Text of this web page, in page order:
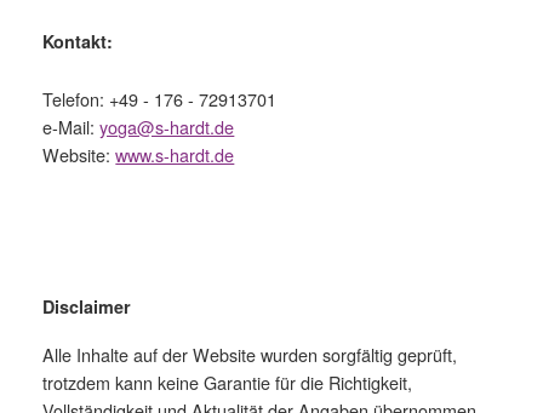
Kontakt:
Telefon: +49 - 176 - 72913701
e-Mail:yoga@s-hardt.de
Website:www.s-hardt.de
Disclaimer
Alle Inhalte auf der Website wurden sorgfältig geprüft,
trotzdem kann keine Garantie für die Richtigkeit,